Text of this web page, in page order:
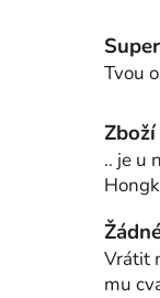
Tvou
.. je u
Vrátit
mu